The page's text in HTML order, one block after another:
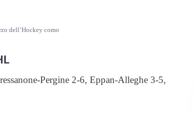
dell’Hockey como
Pergine 2-6, Eppan-Alleghe 3-5,